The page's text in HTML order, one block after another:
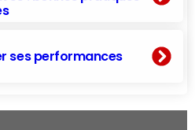
ses performances